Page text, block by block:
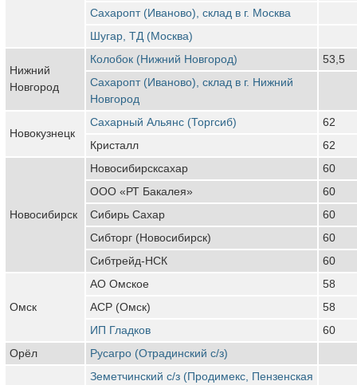
Сахаропт (Иваново), склад в г. Москва
Шугар, ТД (Москва)
Нижний
Новгород
Колобок (Нижний Новгород)
53,5
Сахаропт (Иваново), склад в г. Нижний
Новгород
Новокузнецк
Сахарный Альянс (Торгсиб)
62
Кристалл
62
Новосибирск
Новосибирсксахар
60
ООО «РТ Бакалея»
60
Сибирь Сахар
60
Сибторг (Новосибирск)
60
Сибтрейд-НСК
60
Омск
АО Омское
58
АСР (Омск)
58
ИП Гладков
60
Орёл
Русагро (Отрадинский с/з)
Земетчинский с/з (Продимекс, Пензенская